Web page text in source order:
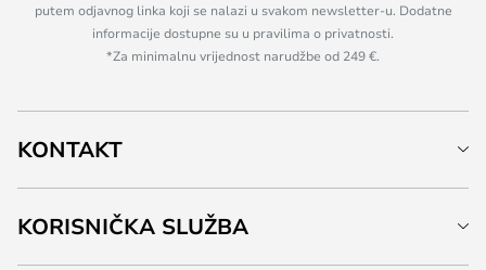
putem odjavnog linka koji se nalazi u svakom newsletter-u. Dodatne
informacije dostupne su u pravilima o privatnosti.
*Za minimalnu vrijednost narudžbe od 249 €.
KONTAKT
KORISNIČKA SLUŽBA